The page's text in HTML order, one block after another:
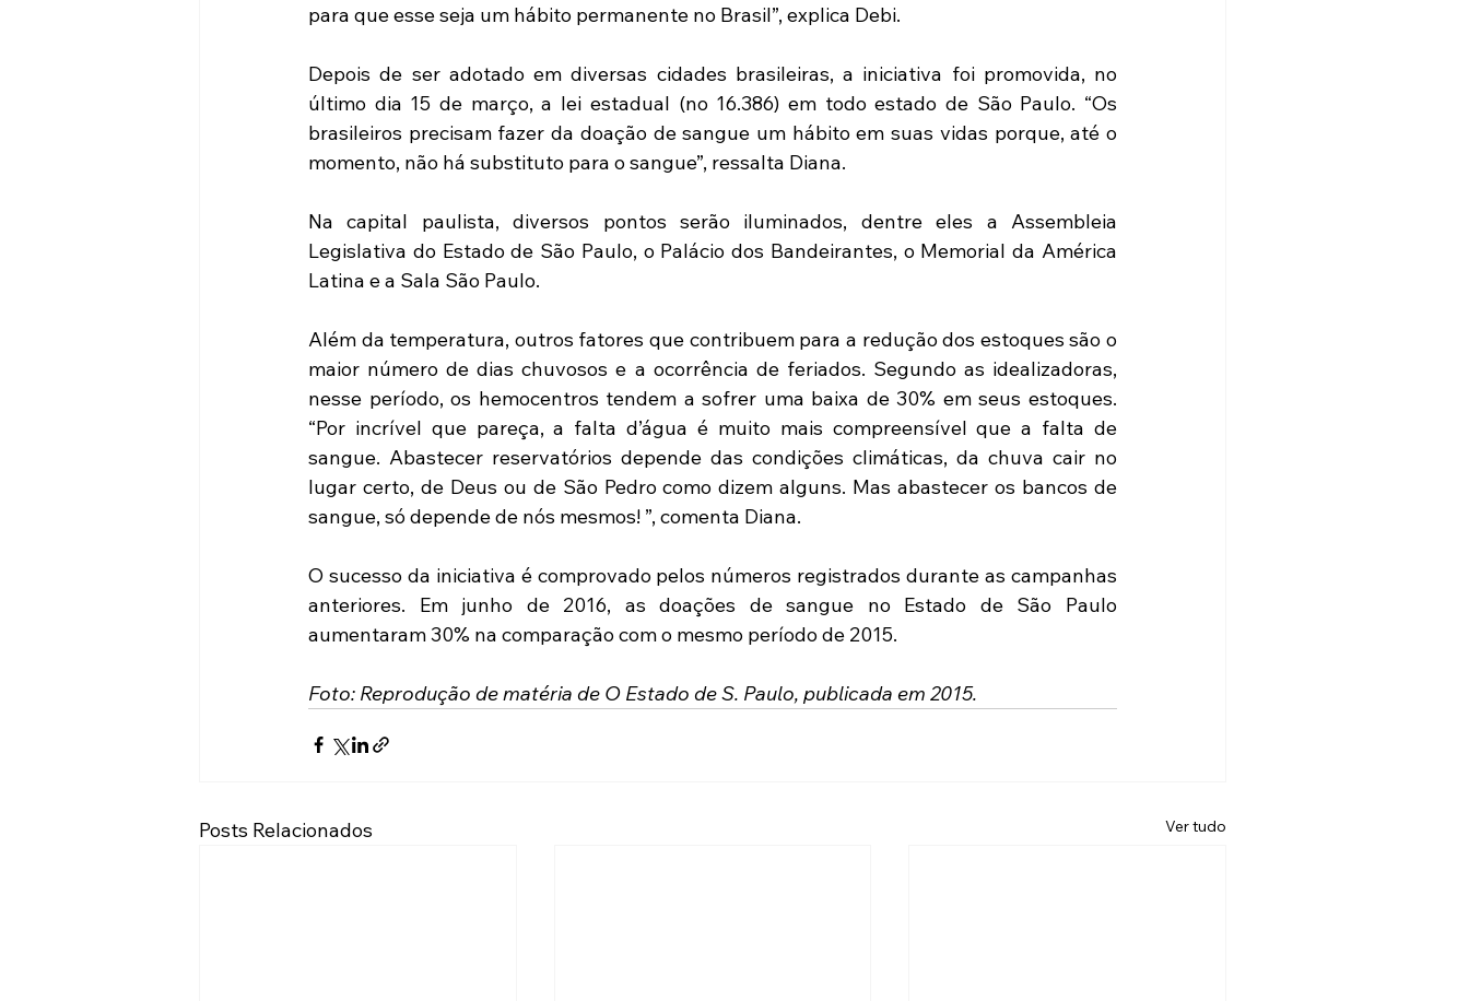
para que esse seja um hábito permanente no Brasil”, explica Debi.
Depois de ser adotado em diversas cidades brasileiras, a iniciativa foi promovida, no
último dia 15 de março, a lei estadual (no 16.386) em todo estado de São Paulo. “Os
brasileiros precisam fazer da doação de sangue um hábito em suas vidas porque, até o
momento, não há substituto para o sangue”, ressalta Diana.
Na capital paulista, diversos pontos serão iluminados, dentre eles a Assembleia
Legislativa do Estado de São Paulo, o Palácio dos Bandeirantes, o Memorial da América
Latina e a Sala São Paulo.
Além da temperatura, outros fatores que contribuem para a redução dos estoques são o
maior número de dias chuvosos e a ocorrência de feriados. Segundo as idealizadoras,
nesse período, os hemocentros tendem a sofrer uma baixa de 30% em seus estoques.
“Por incrível que pareça, a falta d’água é muito mais compreensível que a falta de
sangue. Abastecer reservatórios depende das condições climáticas, da chuva cair no
lugar certo, de Deus ou de São Pedro como dizem alguns. Mas abastecer os bancos de
sangue, só depende de nós mesmos! ”, comenta Diana.
O sucesso da iniciativa é comprovado pelos números registrados durante as campanhas
anteriores. Em junho de 2016, as doações de sangue no Estado de São Paulo
aumentaram 30% na comparação com o mesmo período de 2015.
Foto: Reprodução de matéria de O Estado de S. Paulo, publicada em 2015.
Posts Relacionados Ver tudo